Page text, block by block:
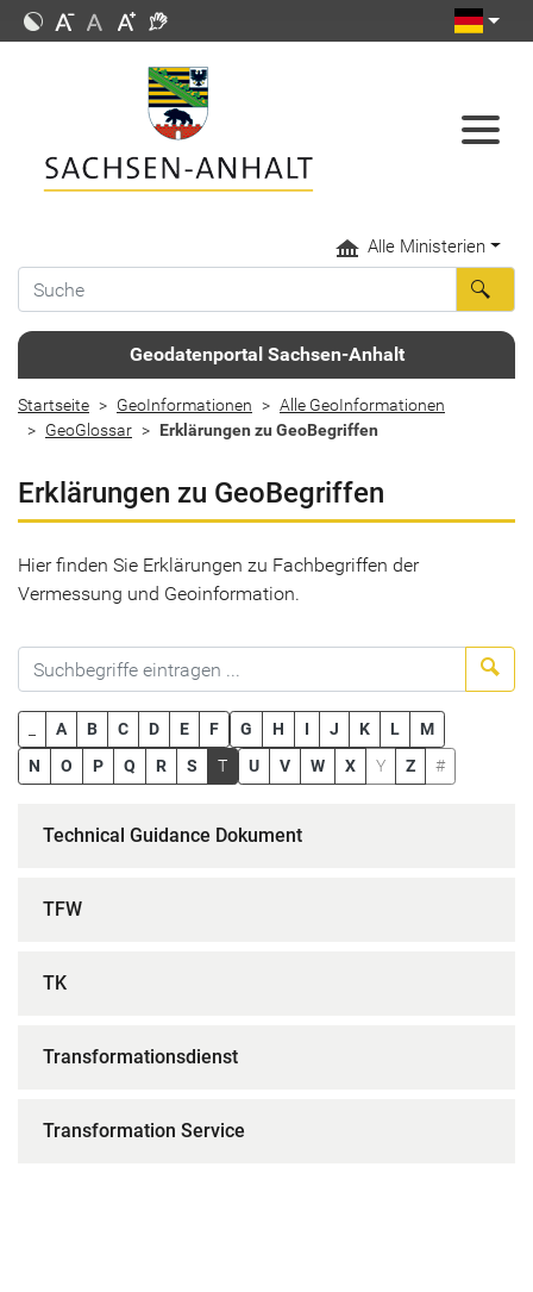
Alle Ministerien
Geodatenportal Sachsen-Anhalt
Startseite GeoInformationen
Alle GeoInformationen
GeoGlossar
Erklärungen zu GeoBegriffen
Erklärungen zu GeoBegriffen
Hier finden Sie Erklärungen zu Fachbegriffen der
Vermessung und Geoinformation.
A B C D E F G H I J K L
M
N
O P Q R S T U V W X Y Z #
Technical Guidance Dokument
TFW
TK
Transformationsdienst
Transformation Service